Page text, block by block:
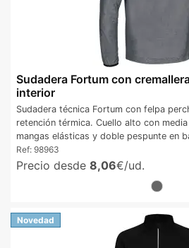
Sudadera Fortum con
interior
Sudadera técnica Fortum con felpa
retención térmica. Cuello alto con
mangas elásticas y doble pespunte en
Ref: 98963
Precio desde 8,06€/ud.
Novedad